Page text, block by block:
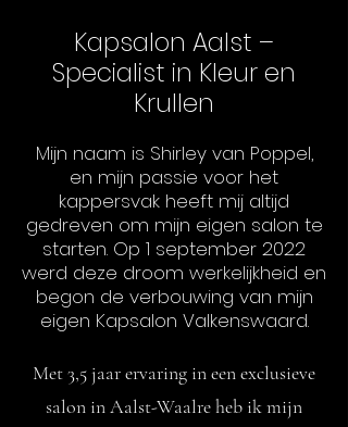
Kapsalon Aalst –
Specialist in Kleur en
Krullen
Mijn naam is Shirley van Poppel,
en mijn passie voor het
kappersvak heeft mij altijd
gedreven om mijn eigen salon te
starten. Op 1 september 2022
werd deze droom werkelijkheid en
begon de verbouwing van mijn
eigen Kapsalon Valkenswaard.
Met 3,5 jaar ervaring in een exclusieve
salon in Aalst-Waalre heb ik mijn